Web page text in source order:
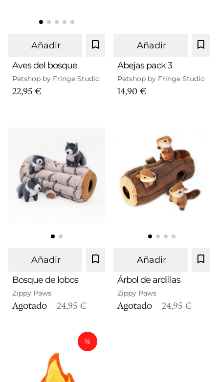
Añadir
Aves del bosque
Petshop by Fringe Studio
22,95 €
Añadir
Abejas pack 3
Petshop by Fringe Studio
14,90 €
Añadir
Bosque de lobos
Zippy Paws
Agotado 24,95 €
Añadir
Árbol de ardillas
Zippy Paws
Agotado 24,95 €
%